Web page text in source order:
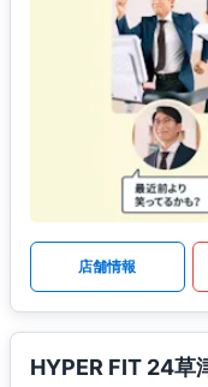
店舗情報
HYPER FIT 24草